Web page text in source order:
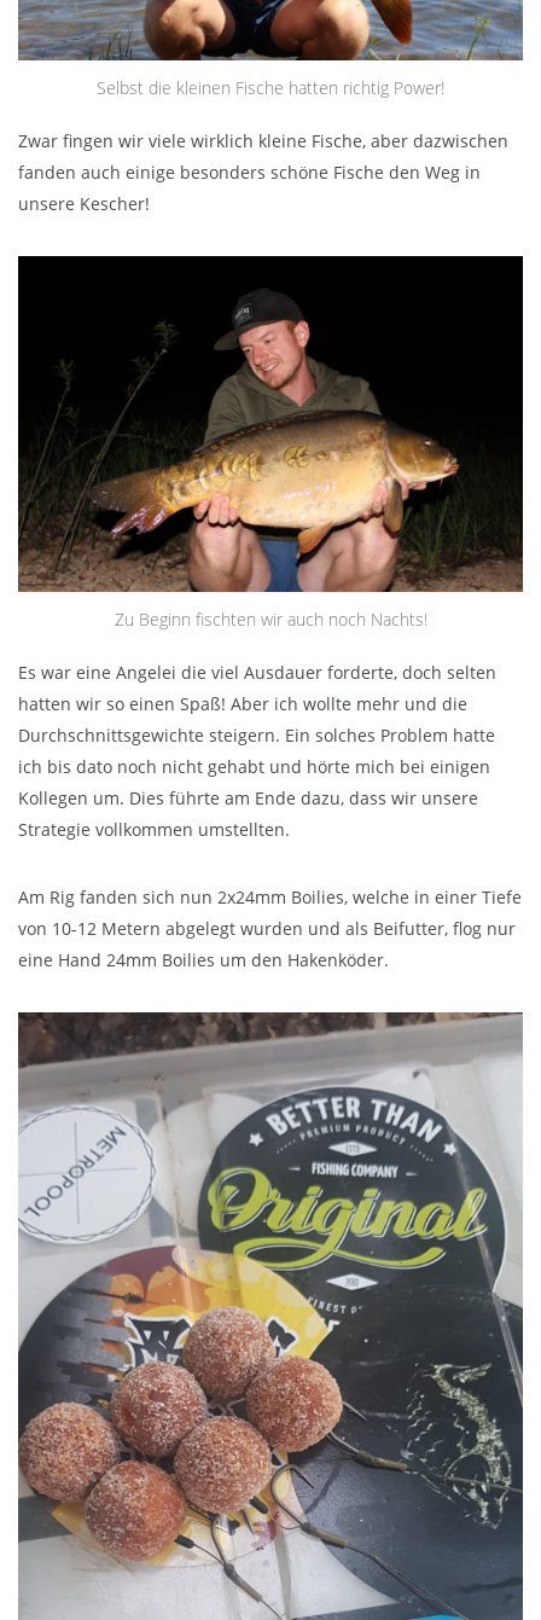
Selbst die kleinen Fische hatten richtig Power!
Zwar fingen wir viele wirklich kleine Fische, aber dazwischen
fanden auch einige besonders schöne Fische den Weg in
unsere Kescher!
Zu Beginn fischten wir auch noch Nachts!
Es war eine Angelei die viel Ausdauer forderte, doch selten
hatten wir so einen Spaß! Aber ich wollte mehr und die
Durchschnittsgewichte steigern. Ein solches Problem hatte
ich bis dato noch nicht gehabt und hörte mich bei einigen
Kollegen um. Dies führte am Ende dazu, dass wir unsere
Strategie vollkommen umstellten.
Am Rig fanden sich nun 2x24mm Boilies, welche in einer Tiefe
von 10-12 Metern abgelegt wurden und als Beifutter, flog nur
eine Hand 24mm Boilies um den Hakenköder.